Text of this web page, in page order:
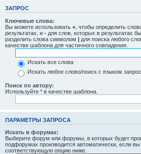
ЗАПРОС
Ключевые слова:
Вы можете использовать + , чтобы определить
результатах, и - для слов, которых в результатах
разделить слова символом | для поиска любого
качестве шаблона для частичного совпадения.
Искать все слова
Искать любое слово/поиск с языком
Поиск по автору:
Используйте * в качестве шаблона.
ПАРАМЕТРЫ ЗАПРОСА
Искать в форумах:
Выберите форум или форумы, в которых будет
подфорумах производится автоматически, если
соответствующую опцию ниже.